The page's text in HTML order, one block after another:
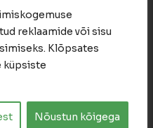
reklaamide või sisu
Klõpsates
küpsiste
Nõustun kõigega